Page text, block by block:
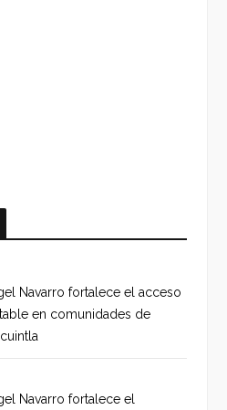
Navarro fortalece el acceso
en comunidades de
Navarro fortalece el